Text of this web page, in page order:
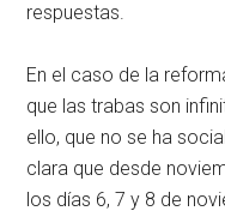
respuestas.
En el caso de la
que las trabas son
ello, que no se ha
clara que desde
los días 6, 7 y 8 de